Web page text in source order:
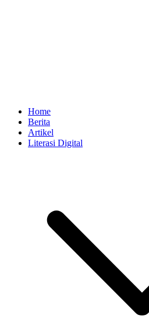
Home
Berita
Artikel
Literasi Digital